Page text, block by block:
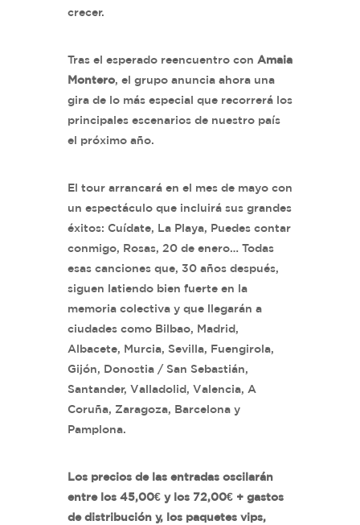
crecer.
Tras el esperado reencuentro con Amaia
Montero, el grupo anuncia ahora una
gira de lo más especial que recorrerá los
principales escenarios de nuestro país
el próximo año.
El tour arrancará en el mes de mayo con
un espectáculo que incluirá sus grandes
éxitos: Cuídate, La Playa, Puedes contar
conmigo, Rosas, 20 de enero… Todas
esas canciones que, 30 años después,
siguen latiendo bien fuerte en la
memoria colectiva y que llegarán a
ciudades como Bilbao, Madrid,
Albacete, Murcia, Sevilla, Fuengirola,
Gijón, Donostia / San Sebastián,
Santander, Valladolid, Valencia, A
Coruña, Zaragoza, Barcelona y
Pamplona.
Los precios de las entradas oscilarán
entre los 45,00€ y los 72,00€ + gastos
de distribución y, los paquetes vips,